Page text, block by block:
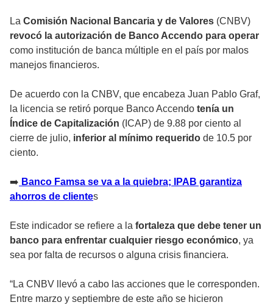
La Comisión Nacional Bancaria y de Valores (CNBV)
revocó la autorización de Banco Accendo para operar
como institución de banca múltiple en el país por malos
manejos financieros.
De acuerdo con la CNBV, que encabeza Juan Pablo Graf,
la licencia se retiró porque Banco Accendo tenía un
Índice de Capitalización (ICAP) de 9.88 por ciento al
cierre de julio, inferior al mínimo requerido de 10.5 por
ciento.
➡ ️ Banco Famsa se va a la quiebra; IPAB garantiza
ahorros de clientes
Este indicador se refiere a la fortaleza que debe tener un
banco para enfrentar cualquier riesgo económico, ya
sea por falta de recursos o alguna crisis financiera.
“La CNBV llevó a cabo las acciones que le corresponden.
Entre marzo y septiembre de este año se hicieron